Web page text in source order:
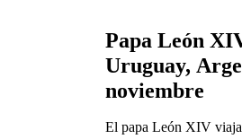
Papa León
Uruguay,
noviembre
El papa León XIV